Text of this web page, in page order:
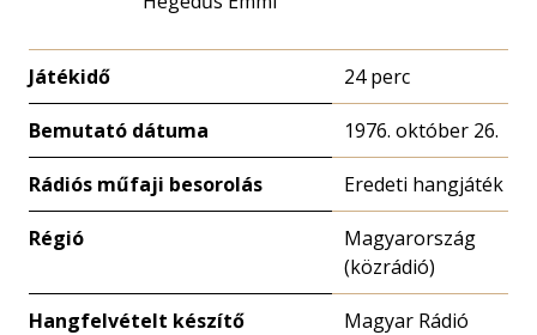
Játékidő 24 perc
Bemutató dátuma 1976. október 26.
Rádiós műfaji besorolás Eredeti hangjáték
Régió
Magyarország
(közrádió)
Hangfelvételt készítő
Magyar Rádió